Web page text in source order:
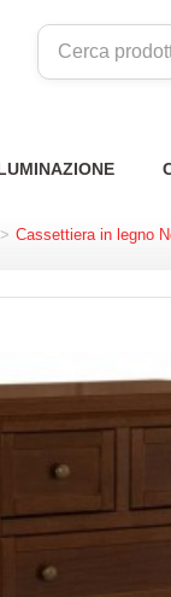
> Cassettiera in legno